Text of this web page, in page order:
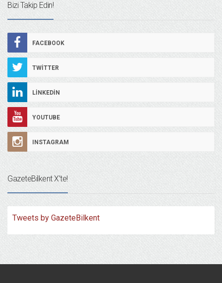
Bizi Takip Edin!
FACEBOOK
TWITTER
LINKEDIN
YOUTUBE
INSTAGRAM
GazeteBilkent X’te!
Tweets by GazeteBilkent